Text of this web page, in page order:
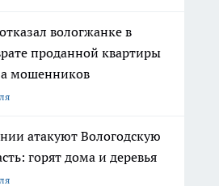
вологжанке в
проданной квартиры
мошенников
атакуют Вологодскую
горят дома и деревья